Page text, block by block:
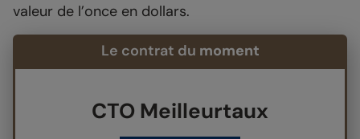
valeur de l’once en dollars.
Le contrat du moment
CTO Meilleurtaux